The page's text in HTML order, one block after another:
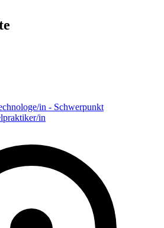
in - Schwerpunkt
in